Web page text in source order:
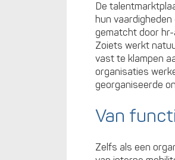
De
hun
gematcht door
Zoiets werkt
vast te klampen
organisaties
georganiseerde
Van
Zelfs als een